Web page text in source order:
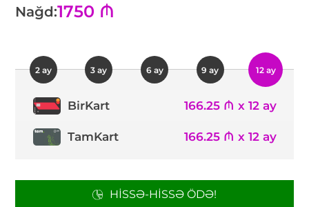
Nağd:1750 ₼
2 ay 3 ay 6 ay 9 ay 12 ay
BirKart 166.25 ₼ x 12 ay
TamKart 166.25 ₼ x 12 ay
HISSƏ-HISSƏ ÖDƏ!